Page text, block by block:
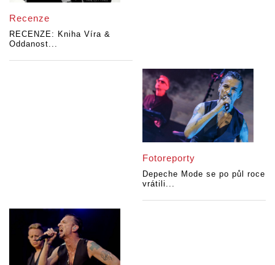
Recenze
RECENZE: Kniha Víra &
Oddanost...
Fotoreporty
Depeche Mode se po půl roce
vrátili...